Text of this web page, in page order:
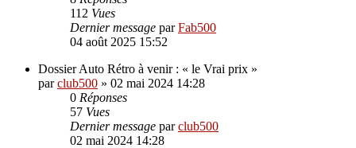
112 Vues
Dernier message parFab500
04 août 2025 15:52
Dossier Auto Rétro à venir : « le Vrai prix »
parclub500 » 02 mai 2024 14:28
0 Réponses
57 Vues
Dernier message parclub500
02 mai 2024 14:28